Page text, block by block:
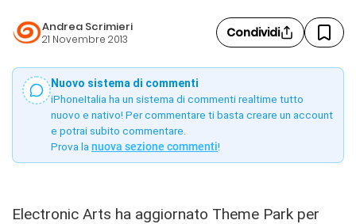
Andrea Scrimieri
21 Novembre 2013 Condividi
Nuovo sistema di commenti
iPhoneItalia ha un sistema di commenti realtime tutto
nuovo e nativo! Per commentare ti basta creare un account
e potrai subito commentare.
Prova la nuova sezione commenti!
Electronic Arts ha aggiornato Theme Park per